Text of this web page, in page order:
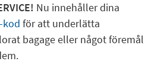
Nu innehåller dina
kod för att underlätta
bagage eller något föremål